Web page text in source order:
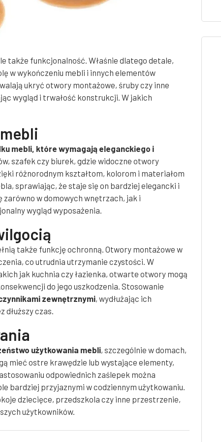
także funkcjonalność. Właśnie dlatego detale,
w wykończeniu mebli i innych elementów
ukryć otwory montażowe, śruby czy inne
wygląd i trwałość konstrukcji. W jakich
mebli, które wymagają eleganckiego i
szafek czy biurek, gdzie widoczne otwory
różnorodnym kształtom, kolorom i materiałom
sprawiając, że staje się on bardziej elegancki i
w domowych wnętrzach, jak i
wygląd wyposażenia.
także funkcję ochronną. Otwory montażowe w
co utrudnia utrzymanie czystości. W
jak kuchnia czy łazienka, otwarte otwory mogą
do jego uszkodzenia. Stosowanie
zewnętrznymi, wydłużając ich
dłuższy czas.
użytkowania mebli, szczególnie w domach,
mieć ostre krawędzie lub wystające elementy,
odpowiednich zaślepek można
bardziej przyjaznymi w codziennym użytkowaniu.
dziecięce, przedszkola czy inne przestrzenie,
użytkowników.